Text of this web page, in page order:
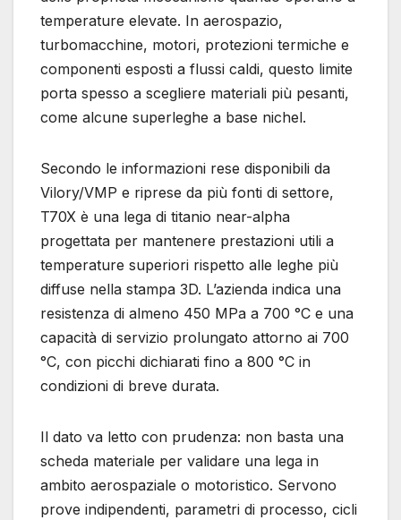
temperature elevate. In aerospazio,
turbomacchine, motori, protezioni termiche e
componenti esposti a flussi caldi, questo limite
porta spesso a scegliere materiali più pesanti,
come alcune superleghe a base nichel.
Secondo le informazioni rese disponibili da
Vilory/VMP e riprese da più fonti di settore,
T70X è una lega di titanio near-alpha
progettata per mantenere prestazioni utili a
temperature superiori rispetto alle leghe più
diffuse nella stampa 3D. L’azienda indica una
resistenza di almeno 450 MPa a 700 °C e una
capacità di servizio prolungato attorno ai 700
°C, con picchi dichiarati fino a 800 °C in
condizioni di breve durata.
Il dato va letto con prudenza: non basta una
scheda materiale per validare una lega in
ambito aerospaziale o motoristico. Servono
prove indipendenti, parametri di processo, cicli